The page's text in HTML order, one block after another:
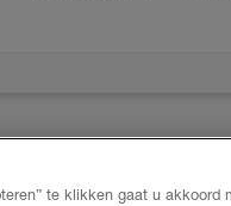
te klikken gaat u